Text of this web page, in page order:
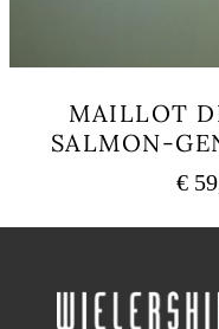
MAILLOT
SALMON-
€